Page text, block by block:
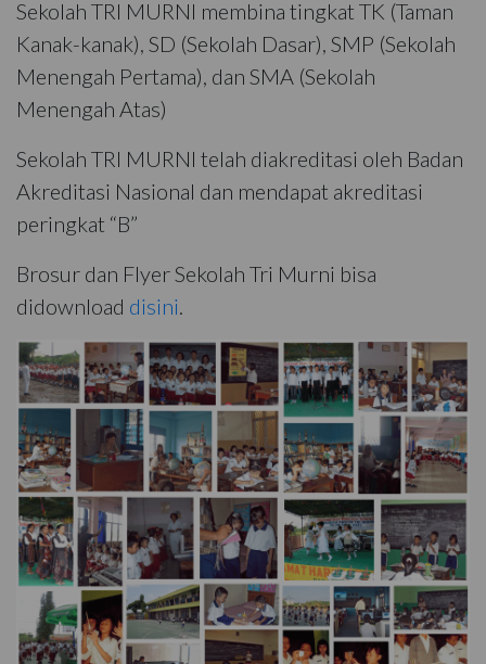
Sekolah TRI MURNI membina tingkat TK (Taman
Kanak-kanak), SD (Sekolah Dasar), SMP (Sekolah
Menengah Pertama), dan SMA (Sekolah
Menengah Atas)
Sekolah TRI MURNI telah diakreditasi oleh Badan
Akreditasi Nasional dan mendapat akreditasi
peringkat “B”
Brosur dan Flyer Sekolah Tri Murni bisa
didownload disini.